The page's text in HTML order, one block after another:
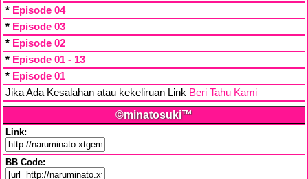
* Episode 04
* Episode 03
* Episode 02
* Episode 01 - 13
* Episode 01
Jika Ada Kesalahan atau kekeliruan Link Beri Tahu Kami
©minatosuki™
Link:
BB Code: